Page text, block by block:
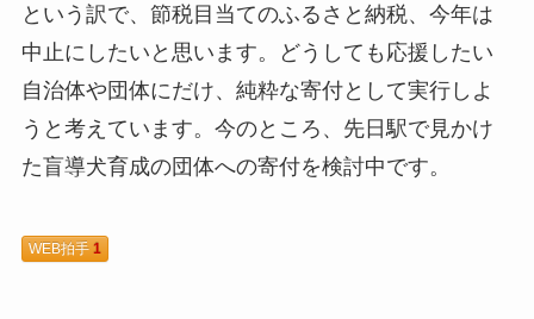
という訳で、節税目当てのふるさと納税、今年は
中止にしたいと思います。どうしても応援したい
自治体や団体にだけ、純粋な寄付として実行しよ
うと考えています。今のところ、先日駅で見かけ
た盲導犬育成の団体への寄付を検討中です。
WEB拍手1